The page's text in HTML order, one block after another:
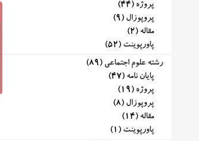
پروژه (44)
پروپوزال (9)
مقاله (2)
پاورپوینت (52)
رشته علوم اجتماعی (89)
پایان نامه (47)
پروژه (19)
پروپوزال (8)
مقاله (14)
پاورپوینت (1)